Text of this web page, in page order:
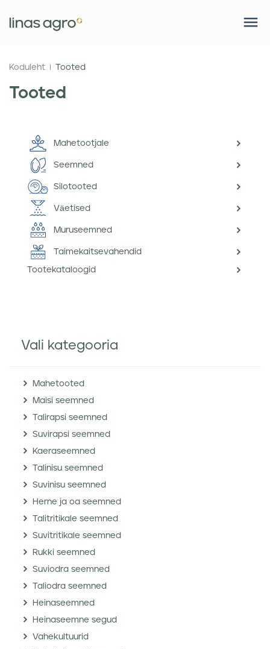
Koduleht Tooted
Tooted
Mahetootjale
Seemned
Silotooted
Väetised
Muruseemned
Taimekaitsevahendid
Tootekataloogid
Vali kategooria
Mahetooted
Maisi seemned
Talirapsi seemned
Suvirapsi seemned
Kaeraseemned
Talinisu seemned
Suvinisu seemned
Herne ja oa seemned
Talitritikale seemned
Suvitritikale seemned
Rukki seemned
Suviodra seemned
Taliodra seemned
Heinaseemned
Heinaseemne segud
Vahekultuurid